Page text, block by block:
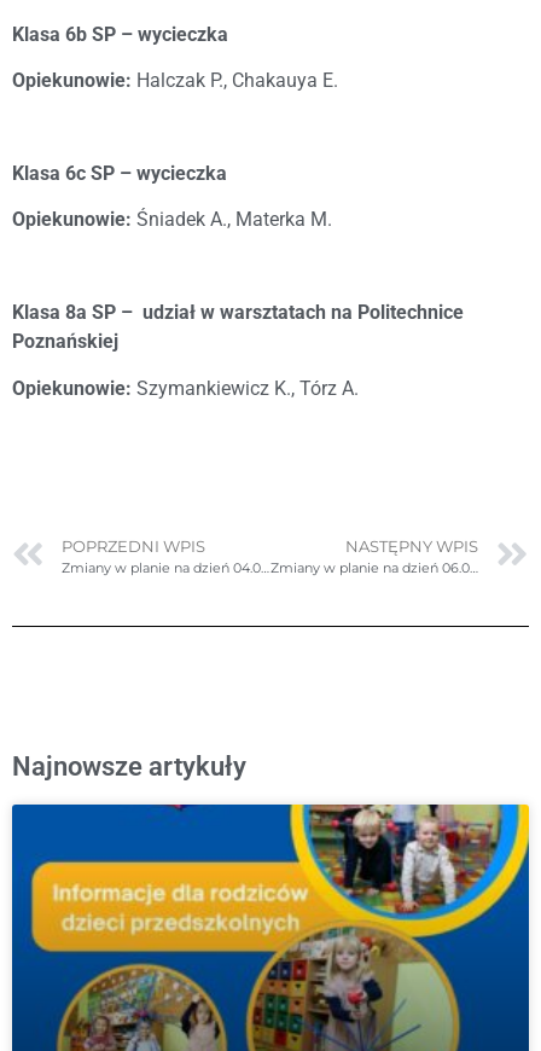
Klasa 6b SP – wycieczka
Opiekunowie: Halczak P., Chakauya E.
Klasa 6c SP – wycieczka
Opiekunowie: Śniadek A., Materka M.
Klasa 8a SP – udział w warsztatach na Politechnice
Poznańskiej
Opiekunowie: Szymankiewicz K., Tórz A.
POPRZEDNI WPIS
Zmiany w planie na dzień 04.06.2025r. (środa) – poprawione
NASTĘPNY WPIS
Zmiany w planie na dzień 06.06.2025r. (piątek)
Najnowsze artykuły